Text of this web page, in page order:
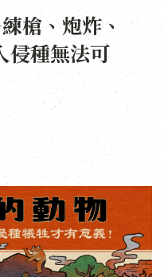
槍、炮炸、
侵種無法可